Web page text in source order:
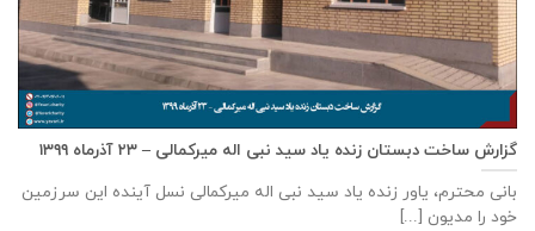
گزارش ساخت دبستان زنده ياد سيد نبی اله ميركمالی – ۲۳ آذر‌ماه ۱۳۹۹
بانی محترم، یاور زنده ياد سيد نبی اله ميركمالی نسل آینده این سرزمین
خود را مدیون [...]